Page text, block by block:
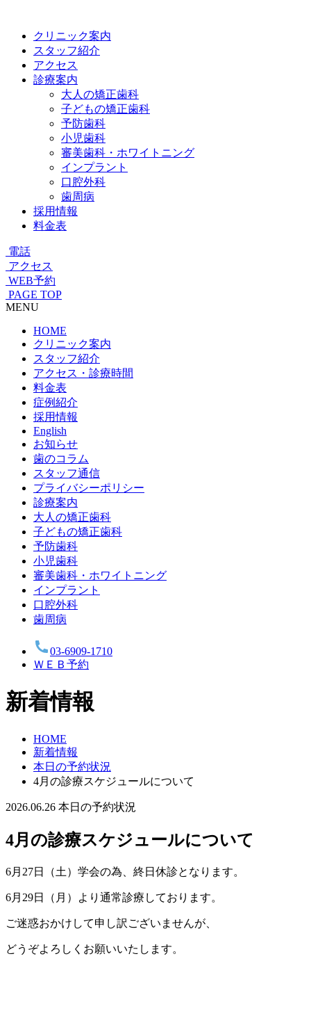
クリニック案内
スタッフ紹介
アクセス
診療案内
大人の矯正歯科
子どもの矯正歯科
予防歯科
小児歯科
審美歯科・ホワイトニング
インプラント
口腔外科
歯周病
採用情報
料金表
電話
アクセス
WEB予約
PAGE TOP
MENU
HOME
クリニック案内
スタッフ紹介
アクセス・診療時間
料金表
症例紹介
採用情報
English
お知らせ
歯のコラム
スタッフ通信
プライバシーポリシー
診療案内
大人の矯正歯科
子どもの矯正歯科
予防歯科
小児歯科
審美歯科・ホワイトニング
インプラント
口腔外科
歯周病
03-6909-1710
ＷＥＢ予約
新着情報
HOME
新着情報
本日の予約状況
4月の診療スケジュールについて
2026.06.26 本日の予約状況
4月の診療スケジュールについて
6月27日（土）学会の為、終日休診となります。
6月29日（月）より通常診療しております。
ご迷惑おかけして申し訳ございませんが、
どうぞよろしくお願いいたします。